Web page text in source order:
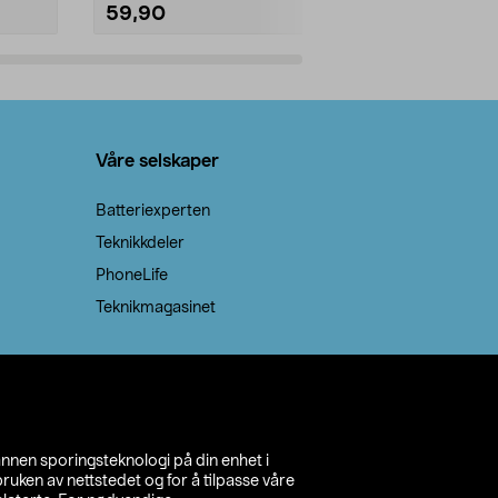
sporingsteknologi på din enhet i
av nettstedet og for å tilpasse våre
59,90
Våre selskaper
Batteriexperten
Teknikkdeler
PhoneLife
Teknikmagasinet